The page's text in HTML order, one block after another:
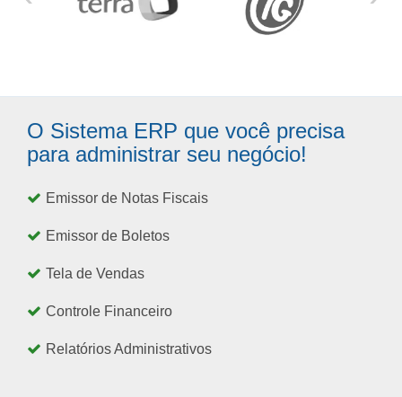
O Sistema ERP que você precisa
para administrar seu negócio!
Emissor de Notas Fiscais
Emissor de Boletos
Tela de Vendas
Controle Financeiro
Relatórios Administrativos